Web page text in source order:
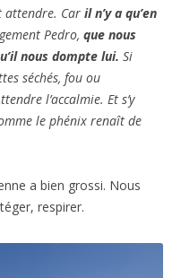
attendre. Car il n’y a qu’en
Pedro, que nous
nous dompte lui. Si
séchés, fou ou
l’accalmie. Et s’y
le phénix renaît de
a bien grossi. Nous
respirer.